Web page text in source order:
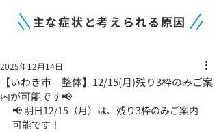
主な症状と考えられる原因
【いわき市 整体】12/15(月)残り3枠のみご案
内が可能です📢
2025年12月14日
📢 明日12/15（月）は、残り3枠のみご案内
可能です！